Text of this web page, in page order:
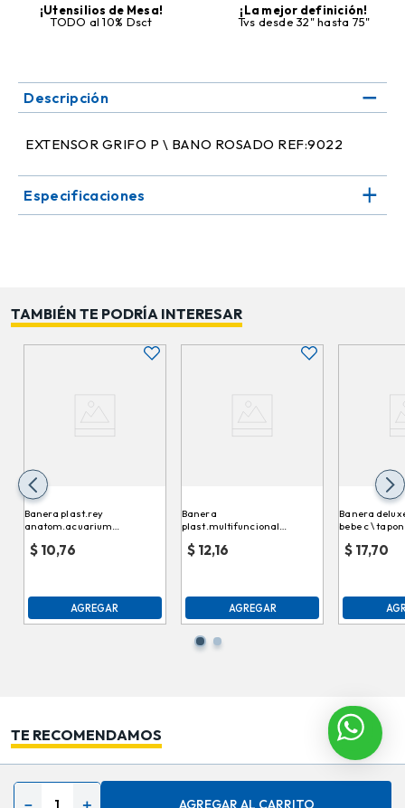
＋
－
¡Utensilios de Mesa!
TODO al 10% Dsct
¡La mejor definición!
Tvs desde 32" hasta 75"
Descripción
EXTENSOR GRIFO P \ BANO ROSADO REF:9022
Especificaciones
TAMBIÉN TE PODRÍA INTERESAR
Banera plast.rey
anatom.acuarium
$ 10,76
AGREGAR
Banera
plast.multifuncional
$ 12,16
AGREGAR
Banera
bebe c \
$ 17,70
TE RECOMENDAMOS